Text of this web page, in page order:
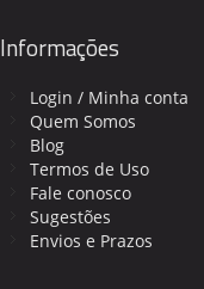
Informações
Login / Minha conta
Quem Somos
Blog
Termos de Uso
Fale conosco
Sugestões
Envios e Prazos